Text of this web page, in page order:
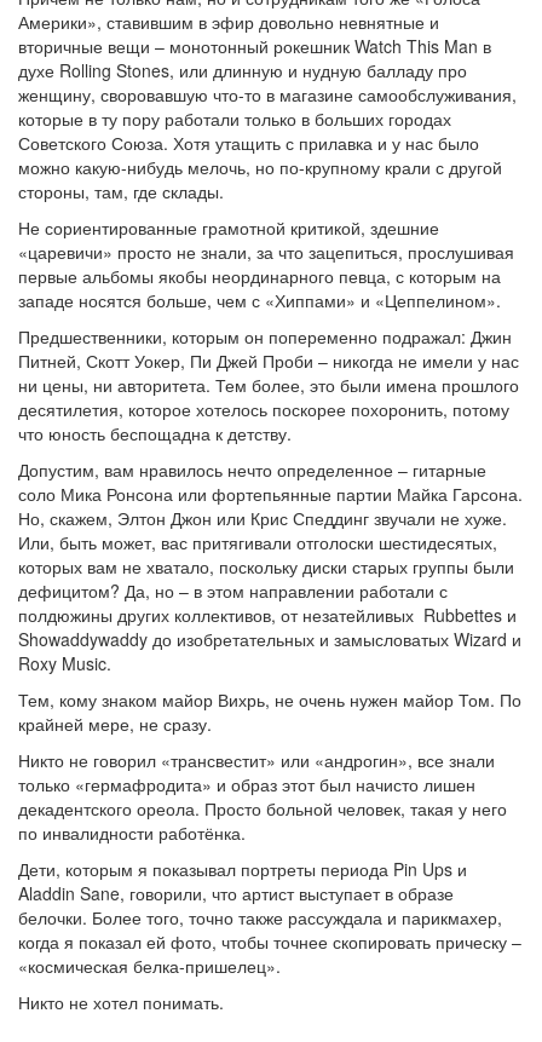
Америки», ставившим в эфир довольно невнятные и
вторичные вещи – монотонный рокешник Watch This Man в
духе Rolling Stones, или длинную и нудную балладу про
женщину, своровавшую что-то в магазине самообслуживания,
которые в ту пору работали только в больших городах
Советского Союза. Хотя утащить с прилавка и у нас было
можно какую-нибудь мелочь, но по-крупному крали с другой
стороны, там, где склады.
Не сориентированные грамотной критикой, здешние
«царевичи» просто не знали, за что зацепиться, прослушивая
первые альбомы якобы неординарного певца, с которым на
западе носятся больше, чем с «Хиппами» и «Цеппелином».
Предшественники, которым он попеременно подражал: Джин
Питней, Скотт Уокер, Пи Джей Проби – никогда не имели у нас
ни цены, ни авторитета. Тем более, это были имена прошлого
десятилетия, которое хотелось поскорее похоронить, потому
что юность беспощадна к детству.
Допустим, вам нравилось нечто определенное – гитарные
соло Мика Ронсона или фортепьянные партии Майка Гарсона.
Но, скажем, Элтон Джон или Крис Спеддинг звучали не хуже.
Или, быть может, вас притягивали отголоски шестидесятых,
которых вам не хватало, поскольку диски старых группы были
дефицитом? Да, но – в этом направлении работали с
полдюжины других коллективов, от незатейливых Rubbettes и
Showaddywaddy до изобретательных и замысловатых Wizard и
Roxy Music.
Тем, кому знаком майор Вихрь, не очень нужен майор Том. По
крайней мере, не сразу.
Никто не говорил «трансвестит» или «андрогин», все знали
только «гермафродита» и образ этот был начисто лишен
декадентского ореола. Просто больной человек, такая у него
по инвалидности работёнка.
Дети, которым я показывал портреты периода Pin Ups и
Aladdin Sane, говорили, что артист выступает в образе
белочки. Более того, точно также рассуждала и парикмахер,
когда я показал ей фото, чтобы точнее скопировать прическу –
«космическая белка-пришелец».
Никто не хотел понимать.